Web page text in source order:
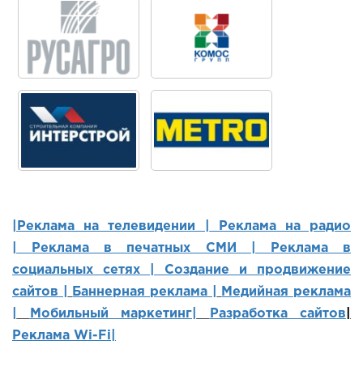
|Реклама на телевидении |
Реклама на радио
Реклама в печатных СМИ |
Реклама в
социальных сетях | Создание и продвижение
сайтов
Баннерная реклама |
Медийная реклама
Мобильный маркетинг Разработка сайтов
Реклама Wi-Fi|